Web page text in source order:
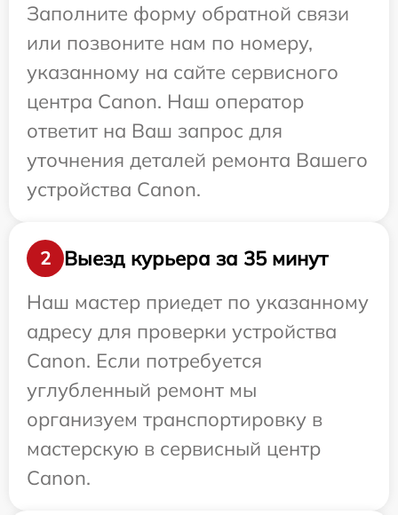
Заполните форму обратной связи
или позвоните нам по номеру,
указанному на сайте сервисного
центра Canon. Наш оператор
ответит на Ваш запрос для
уточнения деталей ремонта Вашего
устройства Canon.
2
Выезд курьера за 35 минут
Наш мастер приедет по указанному
адресу для проверки устройства
Canon. Если потребуется
углубленный ремонт мы
организуем транспортировку в
мастерскую в сервисный центр
Canon.